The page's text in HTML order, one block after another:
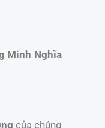
Minh Nghĩa
của chúng